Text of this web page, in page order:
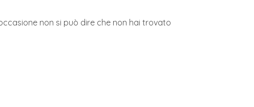
non si può dire che non hai trovato